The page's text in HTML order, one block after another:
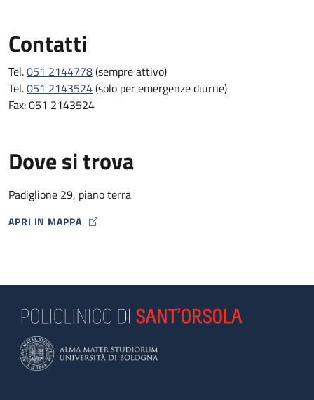
Contatti
Tel.051 2144778(sempre attivo)
Tel.051 2143524(solo per emergenze diurne)
Fax: 051 2143524
Dove si trova
Padiglione 29, piano terra
APRI IN MAPPA
MAP ICON